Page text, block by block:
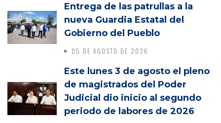
Entrega de las patrullas a la
nueva Guardia Estatal del
Gobierno del Pueblo
05 DE AGOSTO DE 2026
Este lunes 3 de agosto el pleno
de magistrados del Poder
Judicial dio inicio al segundo
periodo de labores de 2026